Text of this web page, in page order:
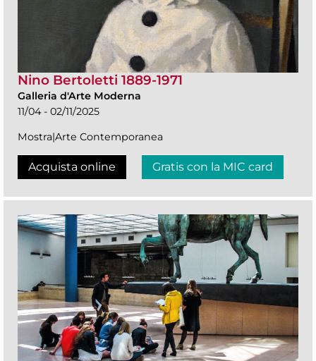
Nino Bertoletti 1889-1971
Galleria d'Arte Moderna
11/04 - 02/11/2025
Mostra|Arte Contemporanea
Acquista online Gratis con la MIC card